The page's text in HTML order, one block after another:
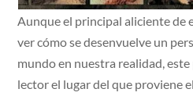
Aunque el principal aliciente de
ver cómo se desenvuelve un
mundo en nuestra realidad,
lector el lugar del que proviene